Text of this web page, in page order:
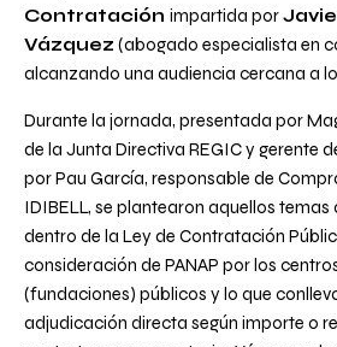
Contratación impartida por
Vázquez (abogado especialista en
alcanzando una audiencia cercana a
Durante la jornada, presentada por
de la Junta Directiva REGIC y gerente
por Pau García, responsable de
IDIBELL, se plantearon aquellos
dentro de la Ley de Contratación
consideración de PANAP por los
(fundaciones) públicos y lo que
adjudicación directa según importe o